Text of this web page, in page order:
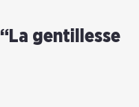
gentillesse